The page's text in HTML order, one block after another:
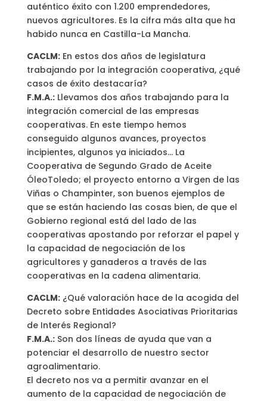
auténtico éxito con 1.200 emprendedores,
nuevos agricultores. Es la cifra más alta que ha
habido nunca en Castilla-La Mancha.
CACLM:En estos dos años de legislatura
trabajando por la integración cooperativa, ¿qué
casos de éxito destacaría?
F.M.A.:Llevamos dos años trabajando para la
integración comercial de las empresas
cooperativas. En este tiempo hemos
conseguido algunos avances, proyectos
incipientes, algunos ya iniciados… La
Cooperativa de Segundo Grado de Aceite
ÓleoToledo; el proyecto entorno a Virgen de las
Viñas o Champinter, son buenos ejemplos de
que se están haciendo las cosas bien, de que el
Gobierno regional está del lado de las
cooperativas apostando por reforzar el papel y
la capacidad de negociación de los
agricultores y ganaderos a través de las
cooperativas en la cadena alimentaria.
CACLM:¿Qué valoración hace de la acogida del
Decreto sobre Entidades Asociativas Prioritarias
de Interés Regional?
F.M.A.:Son dos líneas de ayuda que van a
potenciar el desarrollo de nuestro sector
agroalimentario.
El decreto nos va a permitir avanzar en el
aumento de la capacidad de negociación de